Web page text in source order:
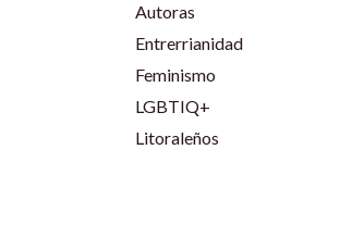
Autoras
Entrerrianidad
Feminismo
LGBTIQ+
Litoraleños